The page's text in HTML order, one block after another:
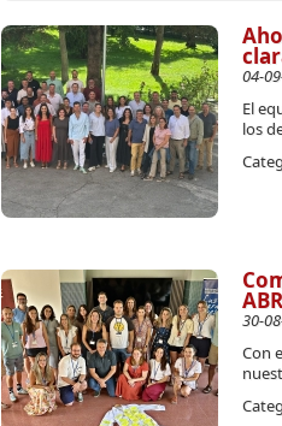
04-
El
los
30-
Con